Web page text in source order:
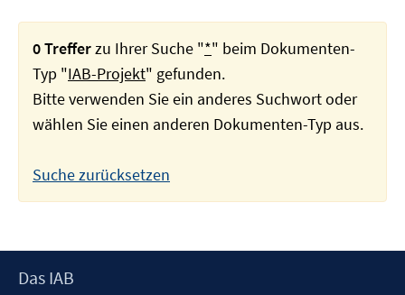
0 Trefferzu Ihrer Suche "*" beim Dokumenten-
Typ "IAB-Projekt" gefunden.
Bitte verwenden Sie ein anderes Suchwort oder
wählen Sie einen anderen Dokumenten-Typ aus.
Suche zurücksetzen
Footer
Das IAB